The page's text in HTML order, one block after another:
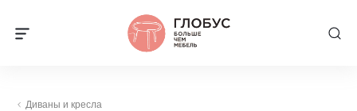
Диваны и кресла